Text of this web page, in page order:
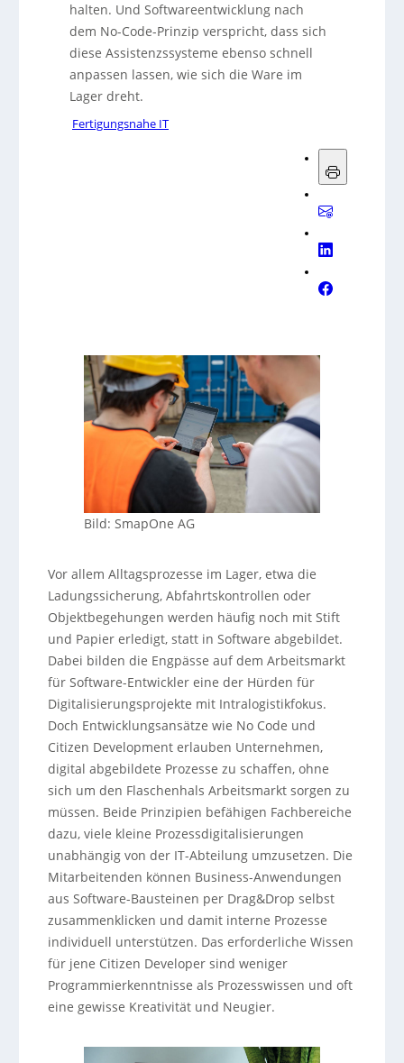
halten. Und Softwareentwicklung nach
dem No-Code-Prinzip verspricht, dass sich
diese Assistenzssysteme ebenso schnell
anpassen lassen, wie sich die Ware im
Lager dreht.
Fertigungsnahe IT
Bild: SmapOne AG
Vor allem Alltagsprozesse im Lager, etwa die
Ladungssicherung, Abfahrtskontrollen oder
Objektbegehungen werden häufig noch mit Stift
und Papier erledigt, statt in Software abgebildet.
Dabei bilden die Engpässe auf dem Arbeitsmarkt
für Software-Entwickler eine der Hürden für
Digitalisierungsprojekte mit Intralogistikfokus.
Doch Entwicklungsansätze wie No Code und
Citizen Development erlauben Unternehmen,
digital abgebildete Prozesse zu schaffen, ohne
sich um den Flaschenhals Arbeitsmarkt sorgen zu
müssen. Beide Prinzipien befähigen Fachbereiche
dazu, viele kleine Prozessdigitalisierungen
unabhängig von der IT-Abteilung umzusetzen. Die
Mitarbeitenden können Business-Anwendungen
aus Software-Bausteinen per Drag&Drop selbst
zusammenklicken und damit interne Prozesse
individuell unterstützen. Das erforderliche Wissen
für jene Citizen Developer sind weniger
Programmierkenntnisse als Prozesswissen und oft
eine gewisse Kreativität und Neugier.